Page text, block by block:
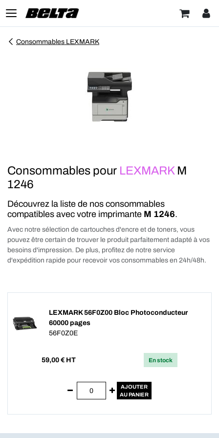
Consommables LEXMARK
Consommables pour LEXMARK M
1246
Découvrez la liste de nos consommables
compatibles avec votre imprimante M 1246.
Avec notre sélection de cartouches d'encre et de toners, vous
pouvez être certain de trouver le produit parfaitement adapté à vos
besoins d'impression. De plus, profitez de notre service
d'expédition rapide pour recevoir vos consommables en 24h/48h.
LEXMARK 56F0Z00 Bloc Photoconducteur
60000 pages
56F0Z0E
59,00 € HT En stock
AJOUTER
AU PANIER